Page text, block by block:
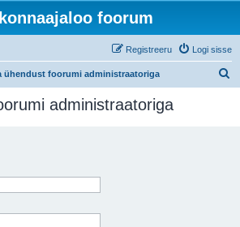
foorum
Logi sisse
Registreeru
ühendust foorumi administraatoriga
administraatoriga